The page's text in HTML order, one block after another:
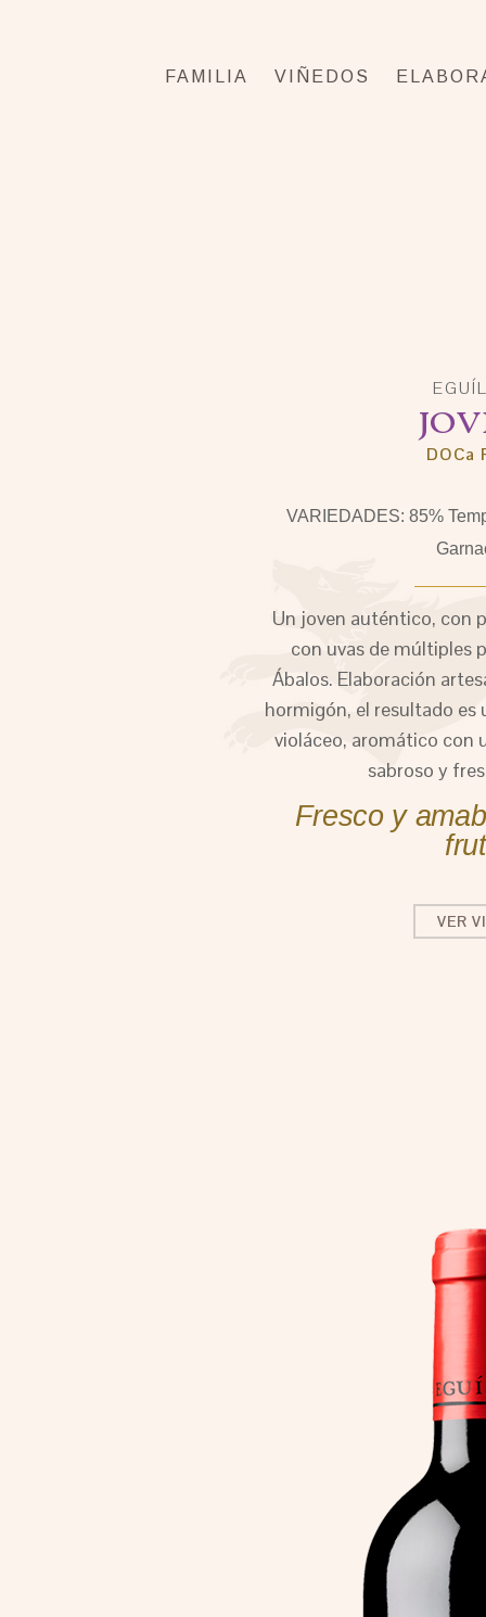
FAMILIA VIÑEDOS
DOCa
VARIEDADES: 85%
Un joven auténtico, con
con uvas de múltiples
Ábalos. Elaboración
hormigón, el resultado es
violáceo, aromático con
sabroso y
Fresco y
VER